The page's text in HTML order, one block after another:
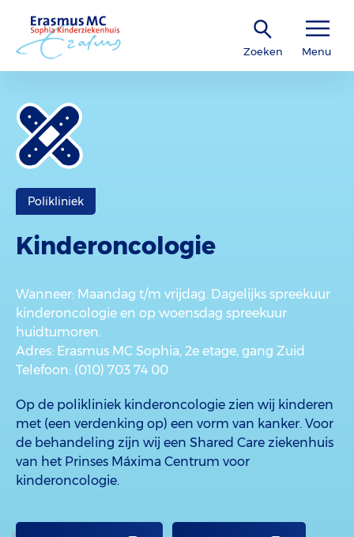
Zoeken Menu
Polikliniek
Kinder­oncologie
Wanneer: Maandag t/m vrijdag. Dagelijks spreekuur
kinderoncologie en op woensdag spreekuur
huidtumoren.
Adres: Erasmus MC Sophia, 2e etage, gang Zuid
Telefoon: (010) 703 74 00
Op de polikliniek kinderoncologie zien wij kinderen
met (een verdenking op) een vorm van kanker. Voor
de behandeling zijn wij een Shared Care ziekenhuis
van het Prinses Máxima Centrum voor
kinderoncologie.